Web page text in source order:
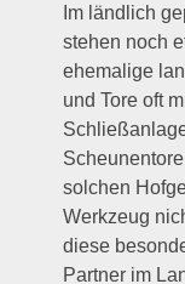
Im ländlich
stehen noch
ehemalige
und Tore oft
solchen
Werkzeug
diese
Partner im